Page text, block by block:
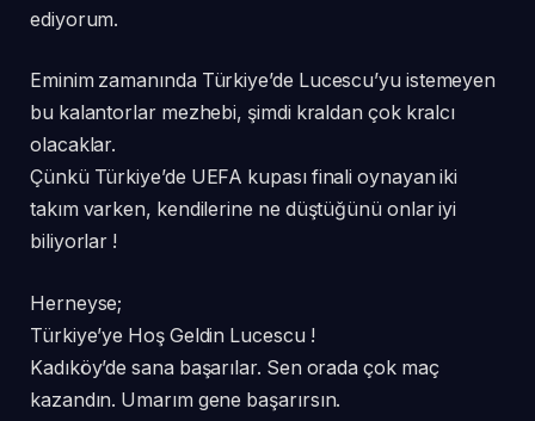
ediyorum.
Eminim zamanında Türkiye’de Lucescu’yu istemeyen
bu kalantorlar mezhebi, şimdi kraldan çok kralcı
olacaklar.
Çünkü Türkiye’de UEFA kupası finali oynayan iki
takım varken, kendilerine ne düştüğünü onlar iyi
biliyorlar !
Herneyse;
Türkiye’ye Hoş Geldin Lucescu !
Kadıköy’de sana başarılar. Sen orada çok maç
kazandın. Umarım gene başarırsın.